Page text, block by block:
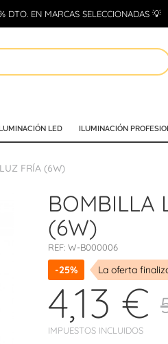
DTO. EN MARCAS SELECCIONADAS 💡
LED ILUMINACIÓN
FRÍA (6W)
BOMBILLA
(6W)
REF: W-B000006
-25% La oferta
4,13 €
IMPUESTOS INCLUIDOS